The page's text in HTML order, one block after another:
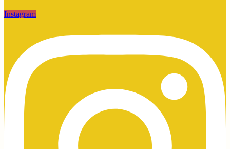
Instagram